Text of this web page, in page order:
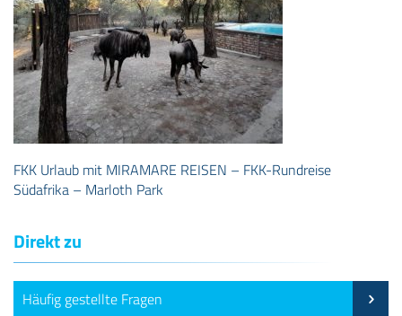
FKK Urlaub mit MIRAMARE REISEN – FKK-Rundreise
Südafrika – Marloth Park
Direkt zu
Häufig gestellte Fragen